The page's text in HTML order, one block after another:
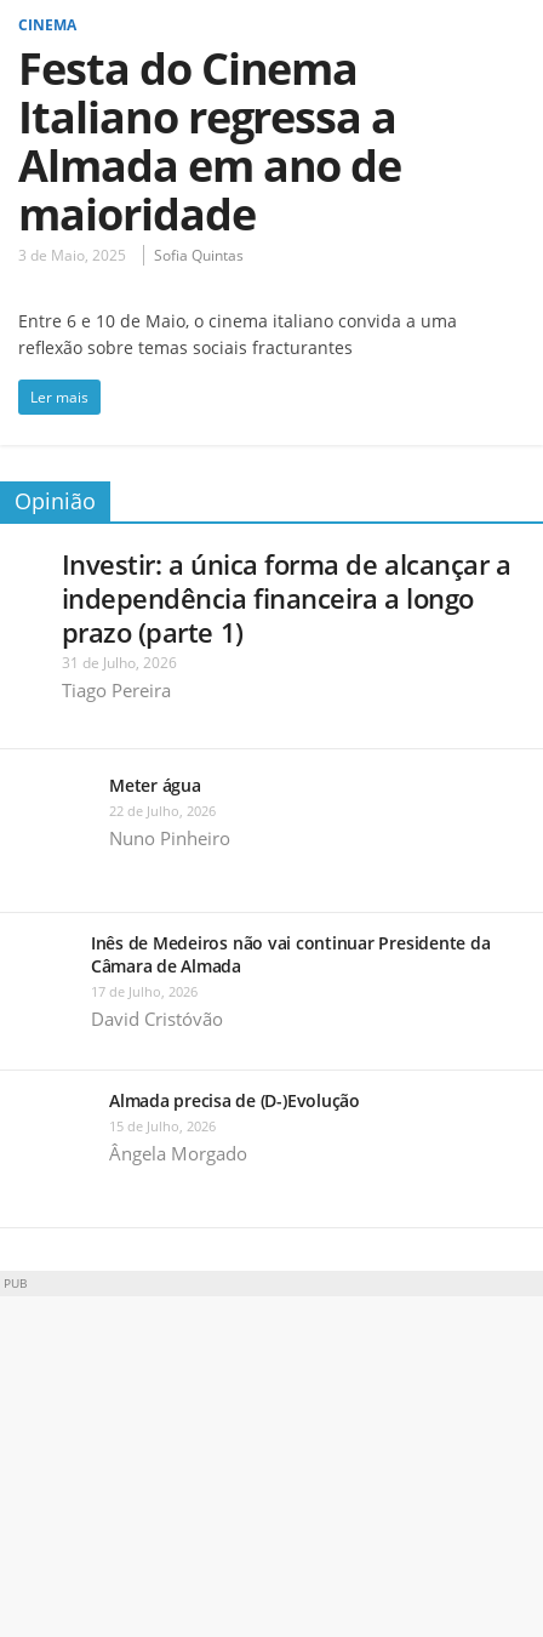
CINEMA
Festa do Cinema
Italiano regressa a
Almada em ano de
maioridade
3 de Maio, 2025 Sofia Quintas
Entre 6 e 10 de Maio, o cinema italiano convida a uma
reflexão sobre temas sociais fracturantes
Ler mais
Opinião
Investir: a única forma de alcançar a
independência financeira a longo
prazo (parte 1)
31 de Julho, 2026
Tiago Pereira
Meter água
22 de Julho, 2026
Nuno Pinheiro
Inês de Medeiros não vai continuar Presidente da
Câmara de Almada
17 de Julho, 2026
David Cristóvão
Almada precisa de (D-)Evolução
15 de Julho, 2026
Ângela Morgado
PUB